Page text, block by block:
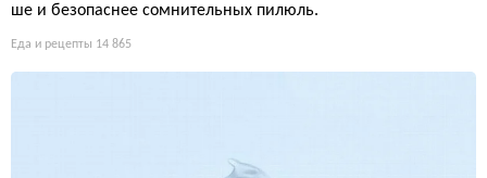
ше и безопаснее сомнительных пилюль.
Еда и рецепты 14 865